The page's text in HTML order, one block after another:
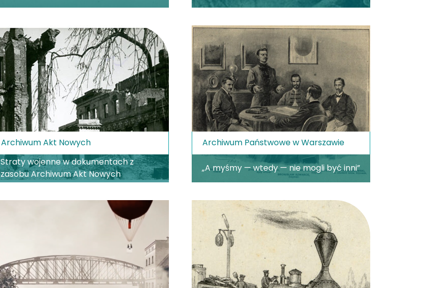
Archiwum Akt Nowych
Straty wojenne w dokumentach z
zasobu Archiwum Akt Nowych
Archiwum Państwowe w Warszawie
„A myśmy — wtedy — nie mogli być inni”